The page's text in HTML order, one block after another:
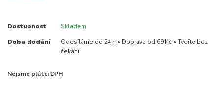
Dostupnost Skladem
Doba dodání
Odesíláme do 24 h • Doprava od 69 Kč • Tvořte bez
čekání
Nejsme plátci DPH